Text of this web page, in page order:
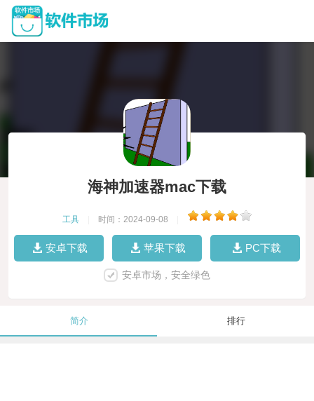
海神加速器mac下载
工具 时间：2024-09-08
安卓下载 苹果下载 PC下载
安卓市场，安全绿色
简介 排行